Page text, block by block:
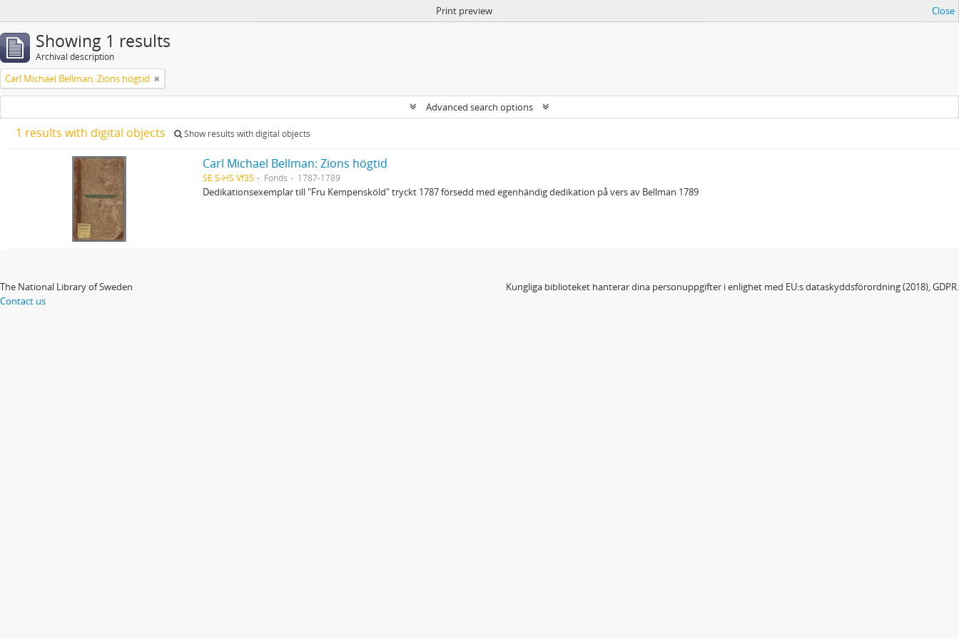
Print preview Close
Showing 1 results
Archival description
Carl Michael Bellman: Zions högtid
Advanced search options
1 results with digital objects Show results with digital objects
Carl Michael Bellman: Zions högtid
SE S-HS Vf35 Fonds 1787-1789
Dedikationsexemplar till "Fru Kempensköld" tryckt 1787 försedd med egenhändig dedikation på vers av Bellman 1789
The National Library of Sweden
Contact us
Kungliga biblioteket hanterar dina personuppgifter i enlighet med EU:s dataskyddsförordning (2018), GDPR.